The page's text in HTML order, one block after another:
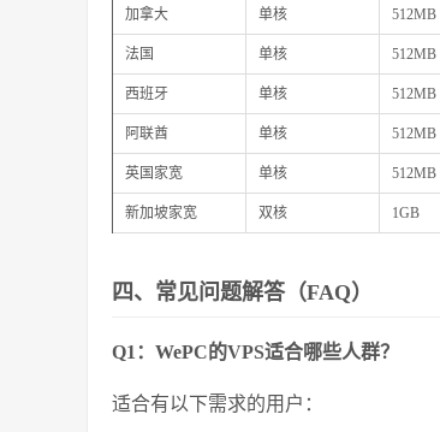
加拿大 单核 512MB
法国 单核 512MB
西班牙 单核 512MB
阿联酋 单核 512MB
英国家宽 单核 512MB
新加坡家宽 双核 1GB
四、常见问题解答（FAQ）
Q1：WePC的VPS适合哪些人群？
适合有以下需求的用户：